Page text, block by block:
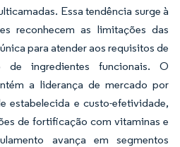
Essa tendência surge à
reconhecem as limitações das
para atender aos requisitos de
de ingredientes funcionais. O
a liderança de mercado por
estabelecida e custo-efetividade,
de fortificação com vitaminas e
avança em segmentos